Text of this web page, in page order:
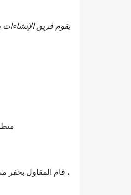
يقوم فريق الإنشاءات
، قام المقاول بحفر